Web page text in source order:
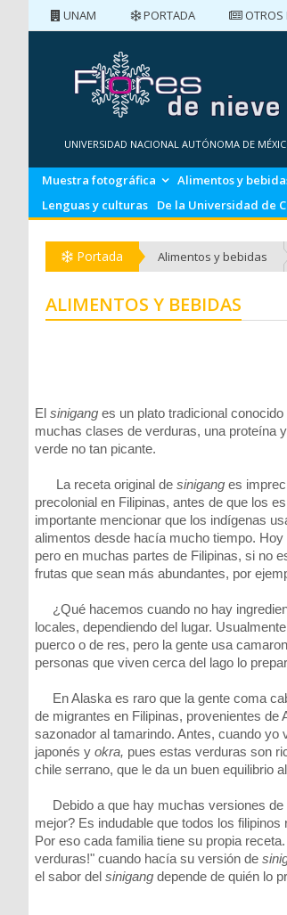
UNAM PORTADA OTROS
UNIVERSIDAD NACIONAL AUTÓNOMA DE
Muestra fotográfica
Alimentos y
Lenguas y culturas
De la Universidad de
Portada Alimentos y bebidas
ALIMENTOS Y BEBIDAS
El sinigang es un plato tradicional
muchas clases de verduras, una proteína
verde no tan picante.
La receta original de sinigang es
precolonial en Filipinas, antes de que los
importante mencionar que los indígenas
alimentos desde hacía mucho tiempo.
pero en muchas partes de Filipinas, si no
frutas que sean más abundantes, por
¿Qué hacemos cuando no hay
locales, dependiendo del lugar.
puerco o de res, pero la gente usa
personas que viven cerca del lago lo
En Alaska es raro que la gente coma
de migrantes en Filipinas, provenientes
sazonador al tamarindo. Antes, cuando
japonés y okra, pues estas verduras son
chile serrano, que le da un buen equilibrio
Debido a que hay muchas versiones de
mejor? Es indudable que todos los
Por eso cada familia tiene su propia
verduras!" cuando hacía su versión de
el sabor del sinigang depende de quién lo